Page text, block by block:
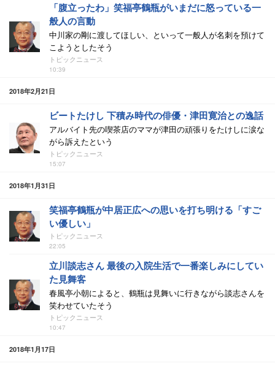
「腹立ったわ」笑福亭鶴瓶がいまだに怒っている一
般人の言動
中川家の剛に渡してほしい、といって一般人が名刺を預けて
こようとしたそう
トピックニュース
10:39
2018年2月21日
ビートたけし 下積み時代の俳優・津田寛治との逸話
アルバイト先の喫茶店のママが津田の頑張りをたけしに涙な
がら訴えたという
トピックニュース
15:07
2018年1月31日
笑福亭鶴瓶が中居正広への思いを打ち明ける「すご
い優しい」
トピックニュース
22:05
立川談志さん 最後の入院生活で一番楽しみにしてい
た見舞客
春風亭小朝によると、鶴瓶は見舞いに行きながら談志さんを
笑わせていたそう
トピックニュース
10:47
2018年1月17日